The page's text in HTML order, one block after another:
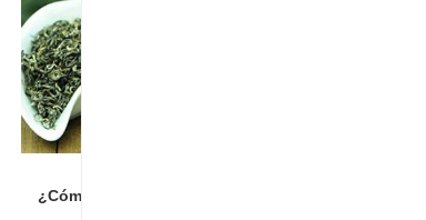
¿Cómo procesar el té verde, qué tipo de máquina y cómo usar?